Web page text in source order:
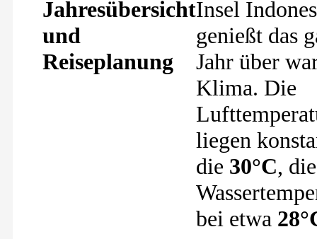
Jahresübersicht
und
Reiseplanung
Insel
genießt das
Jahr über
Klima. Die
liegen
die 30°C, die
bei etwa